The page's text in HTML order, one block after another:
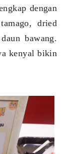
dengan
dried
bawang.
kenyal bikin